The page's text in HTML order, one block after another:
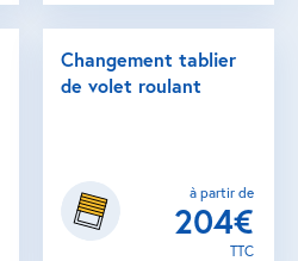
Changement tablier
de volet roulant
à partir de
204€
TTC